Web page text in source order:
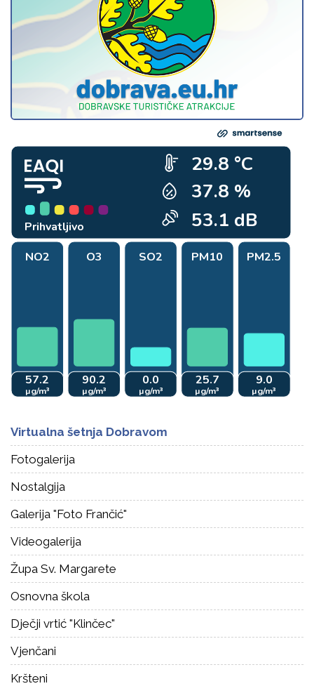
Virtualna šetnja Dobravom
Fotogalerija
Nostalgija
Galerija "Foto Frančić"
Videogalerija
Župa Sv. Margarete
Osnovna škola
Dječji vrtić "Klinčec"
Vjenčani
Kršteni